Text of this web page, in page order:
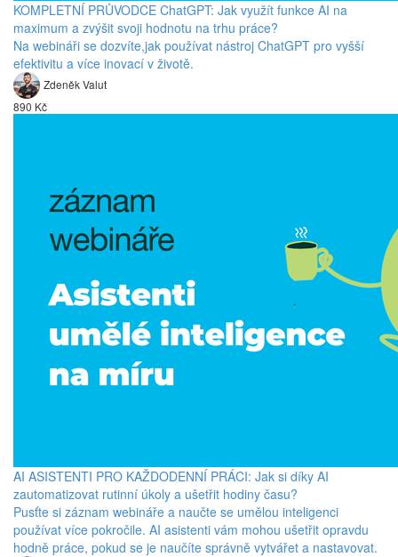
KOMPLETNÍ PRŮVODCE ChatGPT: Jak využít funkce AI na
maximum a zvýšit svoji hodnotu na trhu práce?
Na webináři se dozvíte,jak používat nástroj ChatGPT pro vyšší
efektivitu a více inovací v životě.
Zdeněk Valut
890 Kč
AI ASISTENTI PRO KAŽDODENNÍ PRÁCI: Jak si díky AI
zautomatizovat rutinní úkoly a ušetřit hodiny času?
Pusťte si záznam webináře a naučte se umělou inteligenci
používat více pokročile. AI asistenti vám mohou ušetřit opravdu
hodně práce, pokud se je naučíte správně vytvářet a nastavovat.